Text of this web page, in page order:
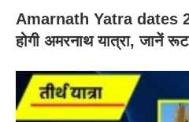
Amarnath Yatra dates
होगी अमरनाथ यात्रा, जानें